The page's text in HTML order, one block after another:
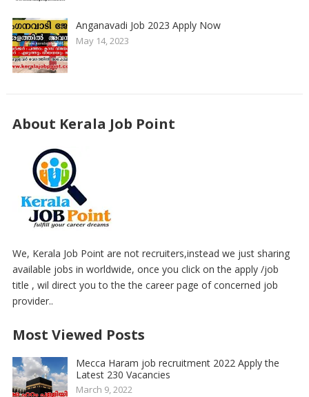
Anganavadi Job 2023 Apply Now
May 14, 2023
About Kerala Job Point
We, Kerala Job Point are not recruiters,instead we just sharing
available jobs in worldwide, once you click on the apply /job
title , wil direct you to the the career page of concerned job
provider..
Most Viewed Posts
Mecca Haram job recruitment 2022 Apply the
Latest 230 Vacancies
March 9, 2022